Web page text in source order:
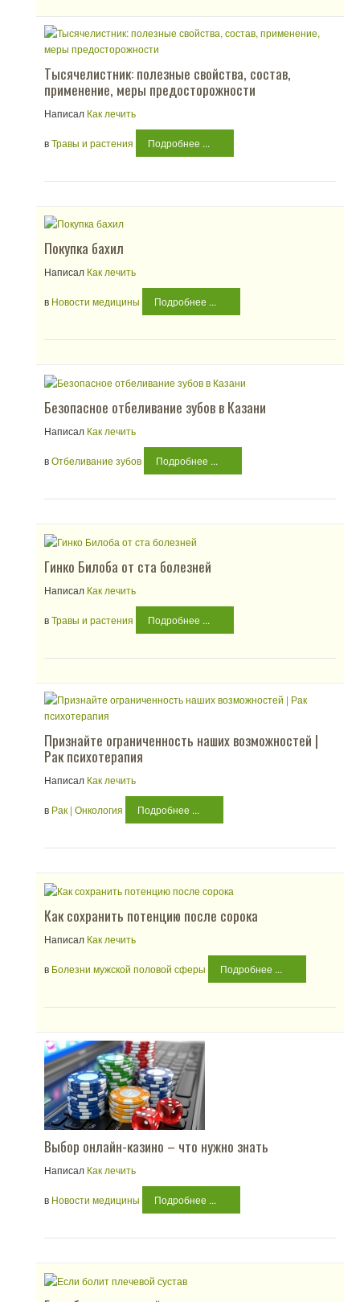
Тысячелистник: полезные свойства, состав,
применение, меры предосторожности
Написал Как лечить
вТравы и растения Подробнее ...
Покупка бахил
Написал Как лечить
в Новости медицины Подробнее ...
Безопасное отбеливание зубов в Казани
Написал Как лечить
вОтбеливание зубов Подробнее ...
Гинко Билоба от ста болезней
Написал Как лечить
вТравы и растения Подробнее ...
Признайте ограниченность наших возможностей |
Рак психотерапия
Написал Как лечить
в Рак | Онкология Подробнее ...
Как сохранить потенцию после сорока
Написал Как лечить
в Болезни мужской половой сферы Подробнее ...
Выбор онлайн-казино – что нужно знать
Написал Как лечить
в Новости медицины Подробнее ...